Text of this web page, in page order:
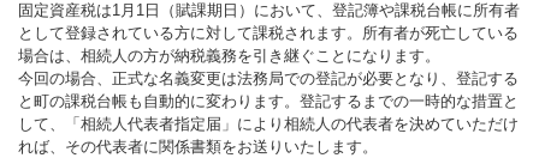
固定資産税は1月1日（賦課期日）において、登記簿や課税台帳に所有者
として登録されている方に対して課税されます。所有者が死亡している
場合は、相続人の方が納税義務を引き継ぐことになります。
今回の場合、正式な名義変更は法務局での登記が必要となり、登記する
と町の課税台帳も自動的に変わります。登記するまでの一時的な措置と
して、「相続人代表者指定届」により相続人の代表者を決めていただけ
れば、その代表者に関係書類をお送りいたします。